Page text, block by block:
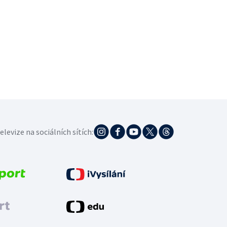
na sociálních sítích: